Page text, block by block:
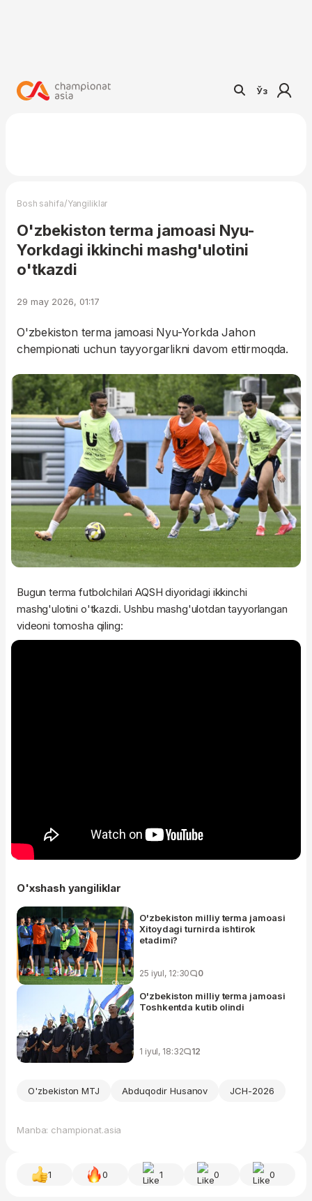
Ўз
Bosh sahifa/Yangiliklar
O'zbekiston terma jamoasi Nyu-
Yorkdagi ikkinchi mashg'ulotini
o'tkazdi
29 may 2026, 01:17
O'zbekiston terma jamoasi Nyu-Yorkda Jahon
chempionati uchun tayyorgarlikni davom ettirmoqda.
Bugun terma futbolchilari AQSH diyoridagi ikkinchi
mashg'ulotini o'tkazdi. Ushbu mashg'ulotdan tayyorlangan
videoni tomosha qiling:
O'xshash yangiliklar
O'zbekiston milliy terma jamoasi
Xitoydagi turnirda ishtirok
etadimi?
25 iyul, 12:30 0
O'zbekiston milliy terma jamoasi
Toshkentda kutib olindi
1 iyul, 18:32 12
O'zbekiston MTJ Abduqodir Husanov JCH-2026
Manba: championat.asia
1 0 1 0 0